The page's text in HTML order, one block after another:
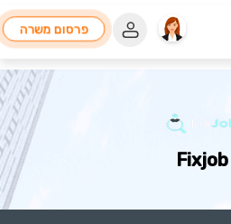
פרסום משרה
Fixjob